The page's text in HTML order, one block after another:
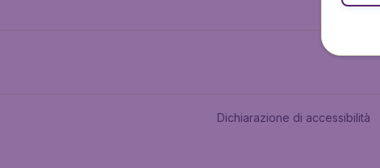
Dichiarazione di accessibilità